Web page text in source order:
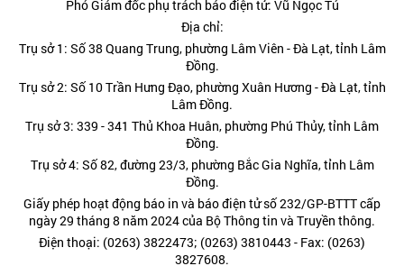
Phó Giám đốc phụ trách báo điện tử: Vũ Ngọc Tú
Địa chỉ:
Trụ sở 1: Số 38 Quang Trung, phường Lâm Viên - Đà Lạt, tỉnh Lâm
Đồng.
Trụ sở 2: Số 10 Trần Hưng Đạo, phường Xuân Hương - Đà Lạt, tỉnh
Lâm Đồng.
Trụ sở 3: 339 - 341 Thủ Khoa Huân, phường Phú Thủy, tỉnh Lâm
Đồng.
Trụ sở 4: Số 82, đường 23/3, phường Bắc Gia Nghĩa, tỉnh Lâm
Đồng.
Giấy phép hoạt động báo in và báo điện tử số 232/GP-BTTT cấp
ngày 29 tháng 8 năm 2024 của Bộ Thông tin và Truyền thông.
Điện thoại: (0263) 3822473; (0263) 3810443 - Fax: (0263)
3827608.